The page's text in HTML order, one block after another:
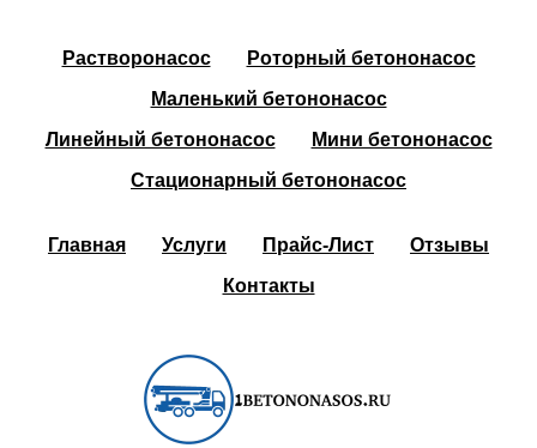
Растворонасос
Роторный бетононасос
Маленький бетононасос
Линейный бетононасос
Мини бетононасос
Стационарный бетононасос
Главная Услуги Прайс-Лист
Отзывы
Контакты